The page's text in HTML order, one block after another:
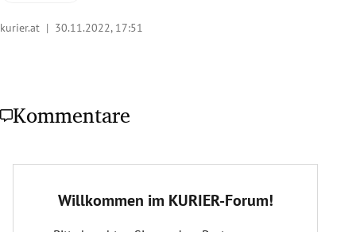
kurier.at | 30.11.2022, 17:51
Kommentare